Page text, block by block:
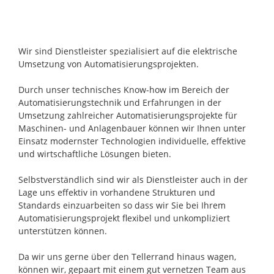
Wir sind Dienstleister spezialisiert auf die elektrische
Umsetzung von Automatisierungsprojekten.
Durch unser technisches Know-how im Bereich der
Automatisierungstechnik und Erfahrungen in der
Umsetzung zahlreicher Automatisierungsprojekte für
Maschinen- und Anlagenbauer können wir Ihnen unter
Einsatz modernster Technologien individuelle, effektive
und wirtschaftliche Lösungen bieten.
Selbstverständlich sind wir als Dienstleister auch in der
Lage uns effektiv in vorhandene Strukturen und
Standards einzuarbeiten so dass wir Sie bei Ihrem
Automatisierungsprojekt flexibel und unkompliziert
unterstützen können.
Da wir uns gerne über den Tellerrand hinaus wagen,
können wir, gepaart mit einem gut vernetzen Team aus